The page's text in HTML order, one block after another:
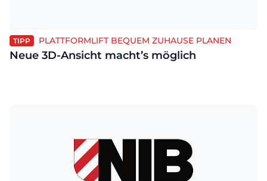
TIPP PLATTFORMLIFT BEQUEM ZUHAUSE PLANEN
Neue 3D-Ansicht macht’s möglich